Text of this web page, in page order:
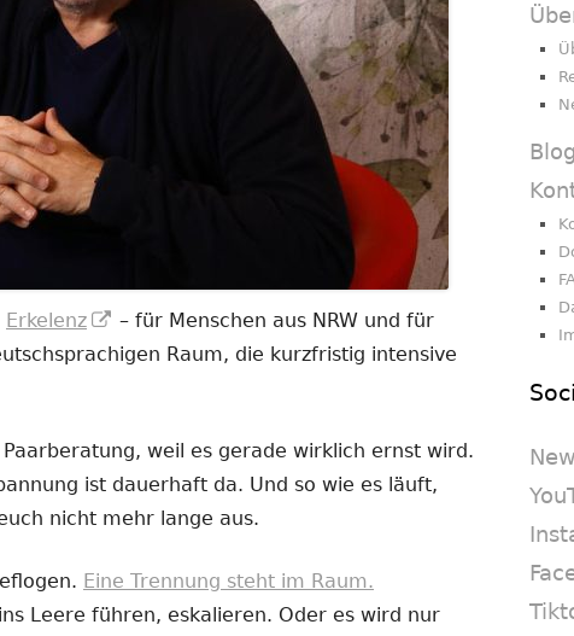
Erkelenz
In
neuem
– für Menschen aus NRW und für
Raum, die kurzfristig intensive
weil es gerade wirklich ernst wird.
ist dauerhaft da. Und so wie es läuft,
nicht mehr lange aus.
Eine Trennung steht im Raum.
Leere führen, eskalieren. Oder es wird nur
Blog